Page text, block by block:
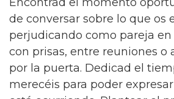
de conversar sobre lo que os
perjudicando como pareja
con prisas, entre reuniones o
por la puerta. Dedicad el
merecéis para poder